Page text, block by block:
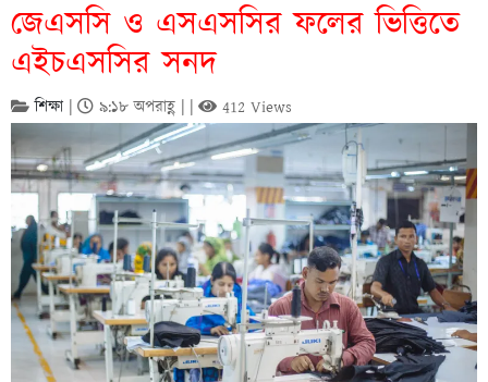
জেএসসি ও এসএসসির ফলের ভিত্তিতে
এইচএসসির সনদ
শিক্ষা | ৯:১৮ অপরাহ্ণ | | 412 Views